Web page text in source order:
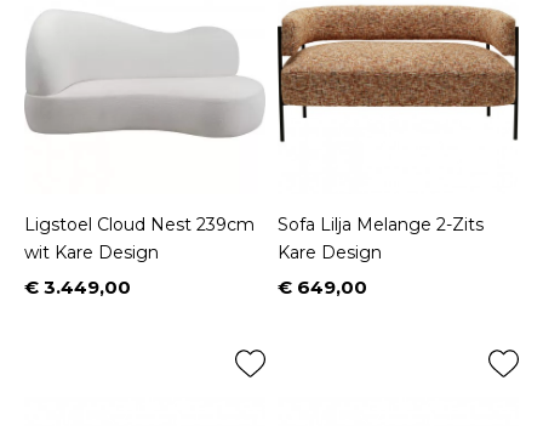
Ligstoel Cloud Nest 239cm
wit Kare Design
Prijs
€ 3.449,00
Sofa Lilja Melange 2-Zits
Kare Design
Prijs
€ 649,00